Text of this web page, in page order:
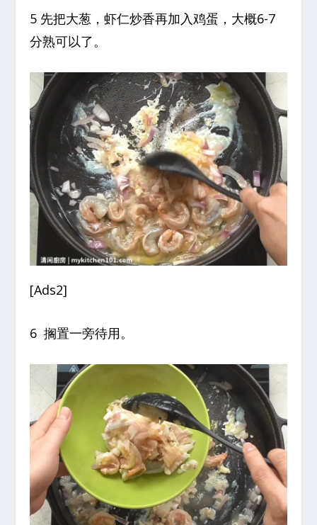
5 先把大葱，虾仁炒香再加入鸡蛋，大概6-7
分熟可以了。
[Ads2]
6 搁置一旁待用。